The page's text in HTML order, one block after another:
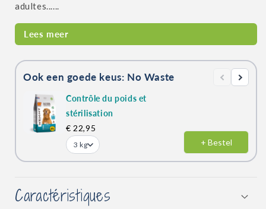
adultes......
Lees meer
Ook een goede keus: No Waste
Contrôle du poids et
stérilisation
€ 22,95
3 kg + Bestel
Caractéristiques